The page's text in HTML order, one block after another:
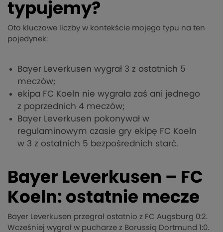
typujemy?
Oto kluczowe liczby w kontekście mojego typu na ten
pojedynek:
Bayer Leverkusen wygrał 3 z ostatnich 5
meczów;
ekipa FC Koeln nie wygrała zaś ani jednego
z poprzednich 4 meczów;
Bayer Leverkusen pokonywał w
regulaminowym czasie gry ekipę FC Koeln
w 3 z ostatnich 5 bezpośrednich starć.
Bayer Leverkusen – FC
Koeln: ostatnie mecze
Bayer Leverkusen przegrał ostatnio z FC Augsburg 0:2.
Wcześniej wygrał w pucharze z Borussią Dortmund 1:0.